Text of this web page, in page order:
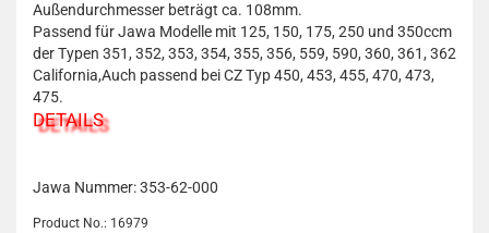
Außendurchmesser beträgt ca. 108mm.
Passend für Jawa Modelle mit 125, 150, 175, 250 und 350ccm
der Typen 351, 352, 353, 354, 355, 356, 559, 590, 360, 361, 362
California,Auch passend bei CZ Typ 450, 453, 455, 470, 473,
475.
DETAILS
Jawa Nummer: 353-62-000
Product No.: 16979